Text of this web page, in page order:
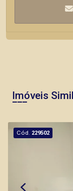
Imóveis
Cód. 229502